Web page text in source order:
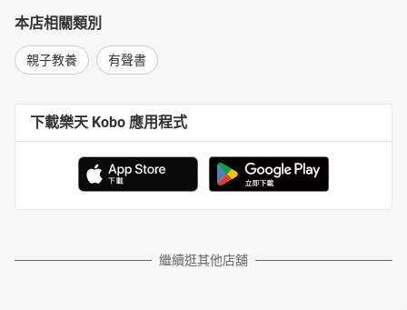
本店相關類別
親子教養 有聲書
下載樂天 Kobo 應用程式
繼續逛其他店舖